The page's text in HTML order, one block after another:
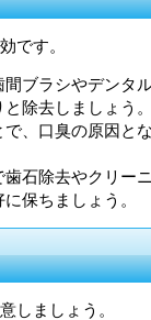
です。
間ブラシやデンタ
除去しましょう
、口臭の原因と
石除去やクリー
保ちましょう。
しましょう。